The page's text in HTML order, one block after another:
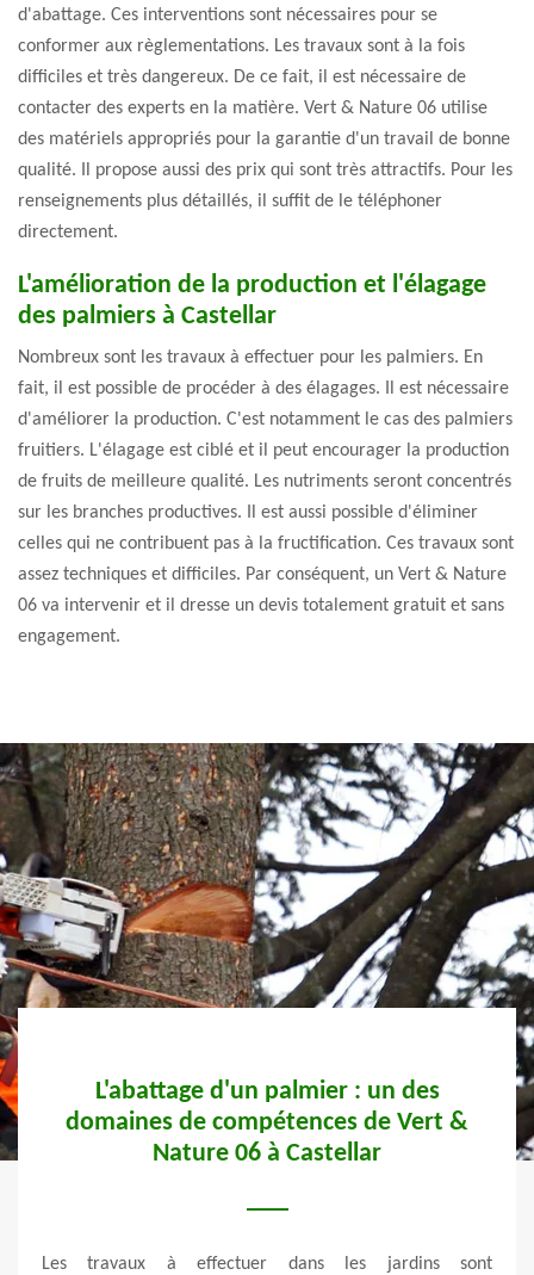
d'abattage. Ces interventions sont nécessaires pour se
conformer aux règlementations. Les travaux sont à la fois
difficiles et très dangereux. De ce fait, il est nécessaire de
contacter des experts en la matière. Vert & Nature 06 utilise
des matériels appropriés pour la garantie d'un travail de bonne
qualité. Il propose aussi des prix qui sont très attractifs. Pour les
renseignements plus détaillés, il suffit de le téléphoner
directement.
L'amélioration de la production et l'élagage
des palmiers à Castellar
Nombreux sont les travaux à effectuer pour les palmiers. En
fait, il est possible de procéder à des élagages. Il est nécessaire
d'améliorer la production. C'est notamment le cas des palmiers
fruitiers. L'élagage est ciblé et il peut encourager la production
de fruits de meilleure qualité. Les nutriments seront concentrés
sur les branches productives. Il est aussi possible d'éliminer
celles qui ne contribuent pas à la fructification. Ces travaux sont
assez techniques et difficiles. Par conséquent, un Vert & Nature
06 va intervenir et il dresse un devis totalement gratuit et sans
engagement.
L'abattage d'un palmier : un des
domaines de compétences de Vert &
Nature 06 à Castellar
Les travaux à effectuer dans les jardins sont